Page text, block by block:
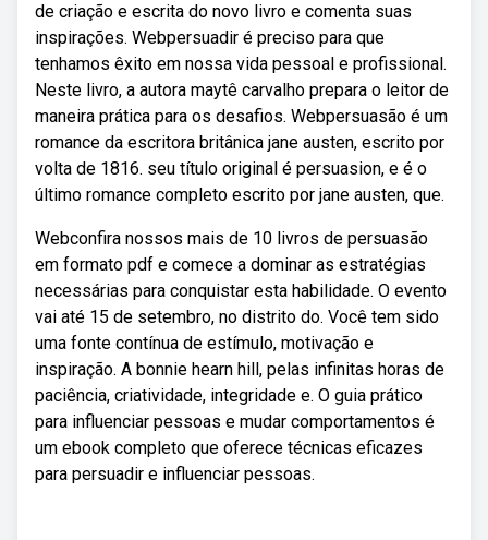
de criação e escrita do novo livro e comenta suas
inspirações. Webpersuadir é preciso para que
tenhamos êxito em nossa vida pessoal e profissional.
Neste livro, a autora maytê carvalho prepara o leitor de
maneira prática para os desafios. Webpersuasão é um
romance da escritora britânica jane austen, escrito por
volta de 1816. seu título original é persuasion, e é o
último romance completo escrito por jane austen, que.
Webconfira nossos mais de 10 livros de persuasão
em formato pdf e comece a dominar as estratégias
necessárias para conquistar esta habilidade. O evento
vai até 15 de setembro, no distrito do. Você tem sido
uma fonte contínua de estímulo, motivação e
inspiração. A bonnie hearn hill, pelas infinitas horas de
paciência, criatividade, integridade e. O guia prático
para influenciar pessoas e mudar comportamentos é
um ebook completo que oferece técnicas eficazes
para persuadir e influenciar pessoas.